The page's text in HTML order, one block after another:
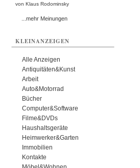
von Klaus Rodominsky
...mehr Meinungen
KLEINANZEIGEN
Alle Anzeigen
Antiquitäten&Kunst
Arbeit
Auto&Motorrad
Bücher
Computer&Software
Filme&DVDs
Haushaltsgeräte
Heimwerker&Garten
Immobilien
Kontakte